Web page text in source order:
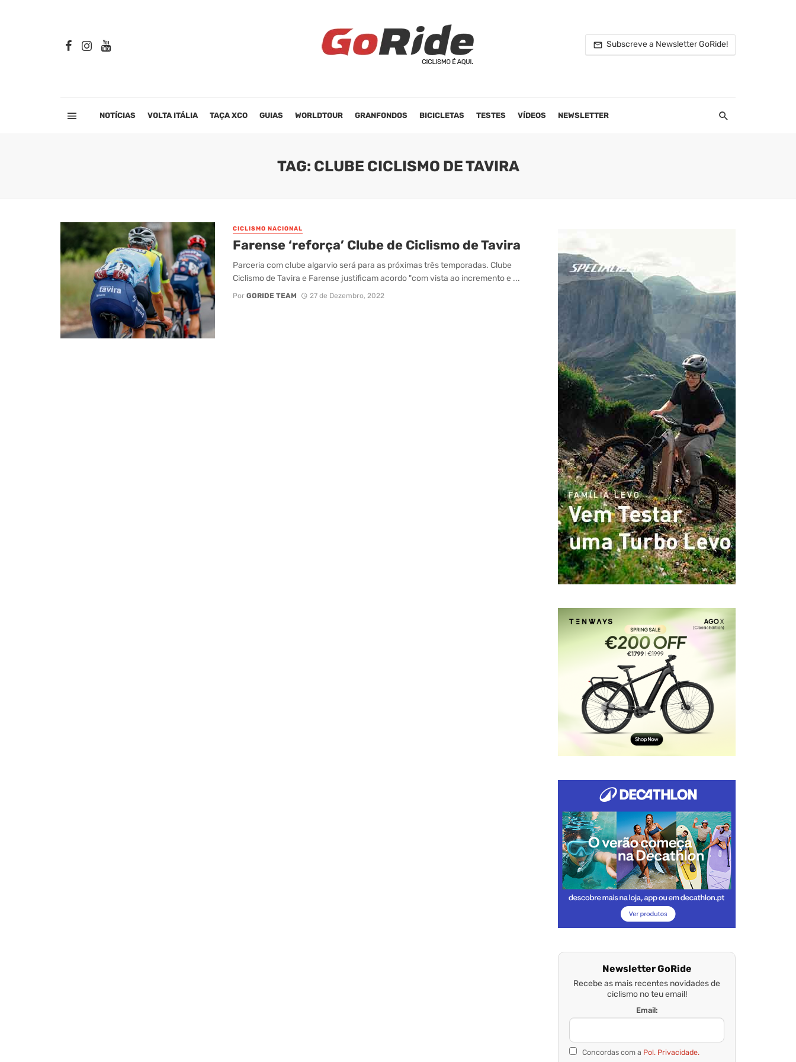
Subscreve a Newsletter GoRide!
NOTÍCIAS VOLTA ITÁLIA TAÇA XCO GUIAS WORLDTOUR GRANFONDOS BICICLETAS TESTES VÍDEOS NEWSLETTER
TAG: CLUBE CICLISMO DE TAVIRA
CICLISMO NACIONAL
Farense ‘reforça’ Clube de Ciclismo de Tavira
Parceria com clube algarvio será para as próximas três temporadas. Clube
Ciclismo de Tavira e Farense justificam acordo "com vista ao incremento e ...
Por GORIDE TEAM 27 de Dezembro, 2022
Newsletter GoRide
Recebe as mais recentes novidades de
ciclismo no teu email!
Email:
Concordas com a Pol. Privacidade.